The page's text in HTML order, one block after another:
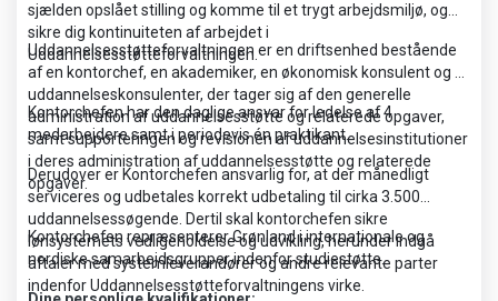
sjælden opslået stilling og komme til et trygt arbejdsmiljø, og
sikre dig kontinuiteten af arbejdet i
Uddannelsesstøtteforvaltningen.
Uddannelsesstøtteforvaltningen er en driftsenhed bestående
af en kontorchef, en akademiker, en økonomisk konsulent og 2
uddannelseskonsulenter, der tager sig af den generelle
administration af uddannelsesstøtte og relaterede opgaver,
samt supporteringen og revisionen af uddannelsesinstitutioner
i deres administration af uddannelsesstøtte og relaterede
opgaver.
Kontorchefen har den daglige ansvar for ledelse af 4
medarbejdere samt i periodevis én praktikant.
Derudover er Kontorchefen ansvarlig for, at der månedligt
serviceres og udbetales korrekt udbetaling til cirka 3.500
uddannelsessøgende. Dertil skal kontorchefen sikre
lønsystemets vedligeholdelse og udvikling, herunder indgå
aftaler med systemleverandører og andre relevante parter
indenfor Uddannelsesstøtteforvaltningens virke.
Kontorchefen repræsenterer Grønland i internationale og
nordiske samarbejdsgrupper indenfor studiestøtte.